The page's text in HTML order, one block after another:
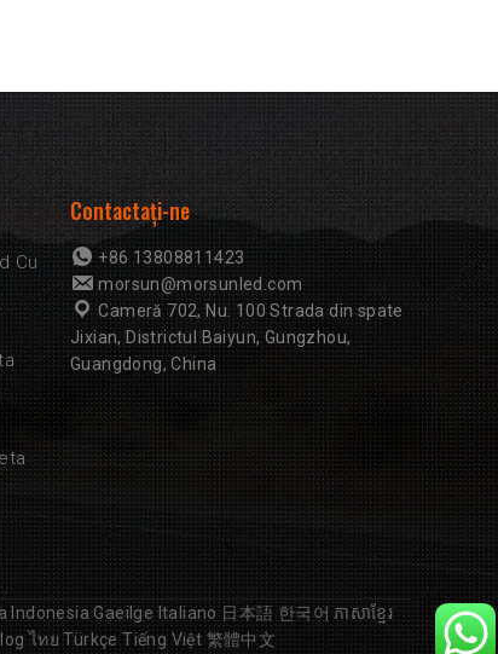
Cu
Contactaţi-ne
+86 13808811423
morsun@morsunled.com
Cameră 702, Nu. 100 Strada din spate
Jixian, Districtul Baiyun, Gungzhou,
Guangdong, China
Indonesia Gaeilge Italiano 日本語 한국어 ភាសាខ្មែរ
ไทย Türkçe Tiếng Việt 繁體中文